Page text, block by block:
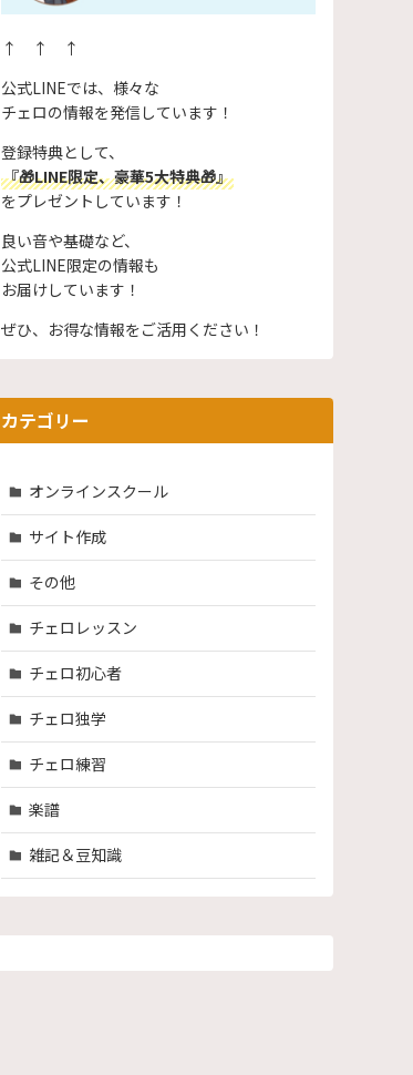
↑ ↑ ↑
公式LINEでは、様々な
チェロの情報を発信しています！
登録特典として、
『🎁LINE限定、豪華5大特典🎁』
をプレゼントしています！
良い音や基礎など、
公式LINE限定の情報も
お届けしています！
ぜひ、お得な情報をご活用ください！
カテゴリー
オンラインスクール
サイト作成
その他
チェロレッスン
チェロ初心者
チェロ独学
チェロ練習
楽譜
雑記＆豆知識